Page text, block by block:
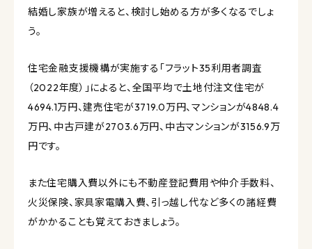
結婚し家族が増えると、検討し始める方が多くなるでしょ
う。
住宅金融支援機構が実施する「フラット35利用者調査
（2022年度）」によると、全国平均で土地付注文住宅が
4694.1万円、建売住宅が3719.0万円、マンションが4848.4
万円、中古戸建が2703.6万円、中古マンションが3156.9万
円です。
また住宅購入費以外にも不動産登記費用や仲介手数料、
火災保険、家具家電購入費、引っ越し代など多くの諸経費
がかかることも覚えておきましょう。